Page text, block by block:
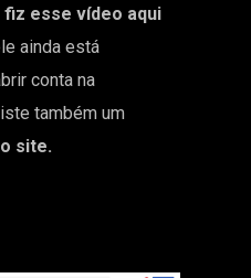
fiz esse vídeo aqui
ainda está
conta na
também um
site.